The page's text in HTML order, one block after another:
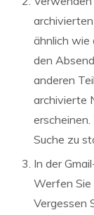
ähnlich wie
den
anderen
archivierte
Suche zu
In der
Werfen Sie
Vergessen